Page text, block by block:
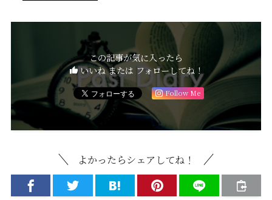
この記事が気に入ったら
いいね または フォローしてね！
Follow Me
よかったらシェアしてね！